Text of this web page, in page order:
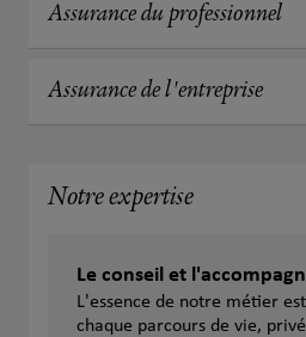
Assurance du professionnel
Assurance de l'entreprise
Notre expertise
Le conseil et
L'essence de notre métier
chaque parcours de vie,